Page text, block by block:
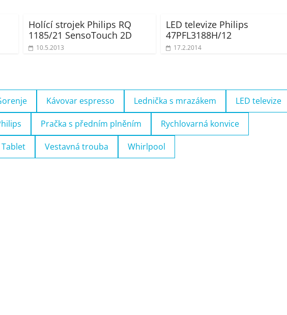
Holící strojek Philips RQ
1185/21 SensoTouch 2D
10.5.2013
LED televize Philips
47PFL3188H/12
17.2.2014
Kávovar espresso Lednička s mrazákem LED televize
Pračka s předním plněním Rychlovarná konvice
Tablet Vestavná trouba Whirlpool